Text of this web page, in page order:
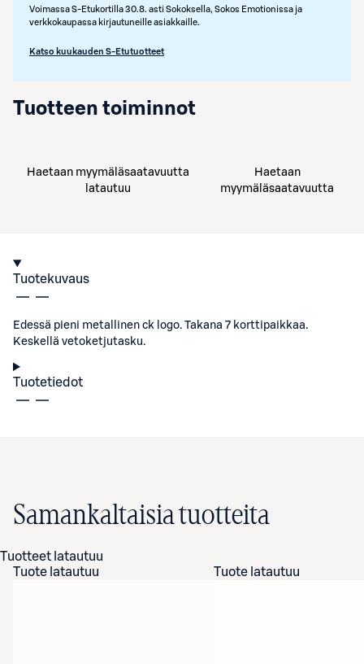
Voimassa S-Etukortilla 30.8. asti Sokoksella, Sokos Emotionissa ja
verkkokaupassa kirjautuneille asiakkaille.
Katso kuukauden S-Etutuotteet
Tuotteen toiminnot
Haetaan myymäläsaatavuutta
latautuu
Haetaan
myymäläsaatavuutta
Tuotekuvaus
Edessä pieni metallinen ck logo. Takana 7 korttipaikkaa.
Keskellä vetoketjutasku.
Tuotetiedot
Samankaltaisia tuotteita
Tuotteet latautuu
Tuote latautuu
Tuote latautuu